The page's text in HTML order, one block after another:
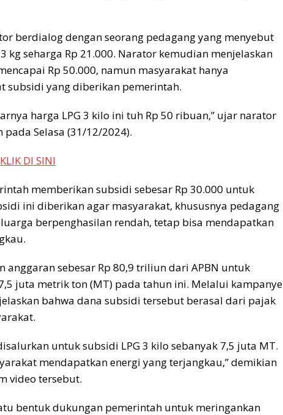
berdialog dengan seorang pedagang yang menyebut
kg seharga Rp 21.000. Narator kemudian menjelaskan
Rp 50.000, namun masyarakat hanya
subsidi yang diberikan pemerintah.
harga LPG 3 kilo ini tuh Rp 50 ribuan,” ujar narator
Selasa (31/12/2024).
KLIK DI SINI
memberikan subsidi sebesar Rp 30.000 untuk
ini diberikan agar masyarakat, khususnya pedagang
berpenghasilan rendah, tetap bisa mendapatkan
anggaran sebesar Rp 80,9 triliun dari APBN untuk
juta metrik ton (MT) pada tahun ini. Melalui kampanye
bahwa dana subsidi tersebut berasal dari pajak
untuk subsidi LPG 3 kilo sebanyak 7,5 juta MT.
mendapatkan energi yang terjangkau,” demikian
video tersebut.
bentuk dukungan pemerintah untuk meringankan